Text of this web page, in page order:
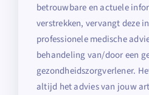
betrouwbare en actuele
verstrekken, vervangt deze
professionele medische
behandeling van/door een
gezondheidszorgverlener.
altijd het advies van jouw